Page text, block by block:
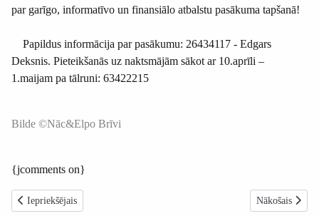
par garīgo, informatīvo un finansiālo atbalstu pasākuma tapšanā!
Papildus informācija par pasākumu: 26434117 - Edgars
Deksnis. Pieteikšanās uz naktsmājām sākot ar 10.aprīli –
1.maijam pa tālruni: 63422215
Bilde ©Nāc&Elpo Brīvi
{jcomments on}
Iepriekšējais raksts: Ko darīsim, lai uzlabotu attiecības?
Iepriekšējais Nākamais
Nākošais